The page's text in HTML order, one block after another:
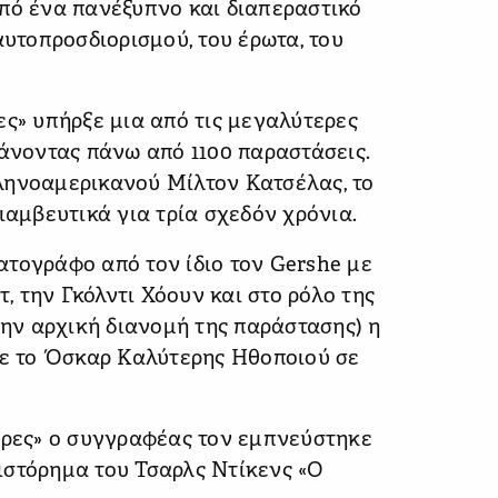
ένα πανέξυπνο και διαπεραστικό
του έρωτα, του
υπήρξε μια από τις μεγαλύτερες
πάνω από 1100 παραστάσεις.
Μίλτον Κατσέλας, το
για τρία σχεδόν χρόνια.
από τον ίδιο τον Gershe με
Γκόλντι Χόουν και στο ρόλο της
αρχική διανομή της παράστασης) η
το Όσκαρ Καλύτερης Ηθοποιού σε
ο συγγραφέας τον εμπνεύστηκε
του Τσαρλς Ντίκενς «Ο